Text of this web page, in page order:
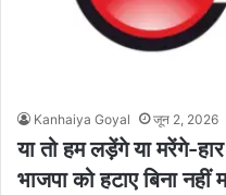
Kanhaiya Goyal जून 2, 2026
या तो हम लड़ेंगे या मरेंगे-
भाजपा को हटाए बिना